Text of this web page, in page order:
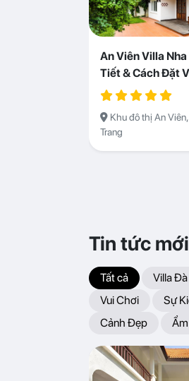
An Viên Villa
Tiết & Cách Đặt
Abogo
Khu đô thị An
Trang
Tin tức
Tất cả Villa
Vui Chơi
Sự
Cảnh Đẹp